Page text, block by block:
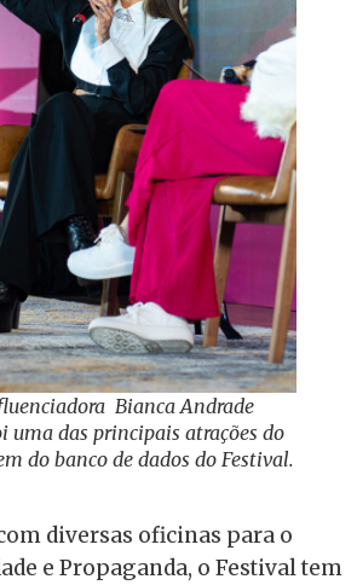
Bianca Andrade
uma das principais atrações do
do banco de dados do Festival.
diversas oficinas para o
e Propaganda, o Festival tem